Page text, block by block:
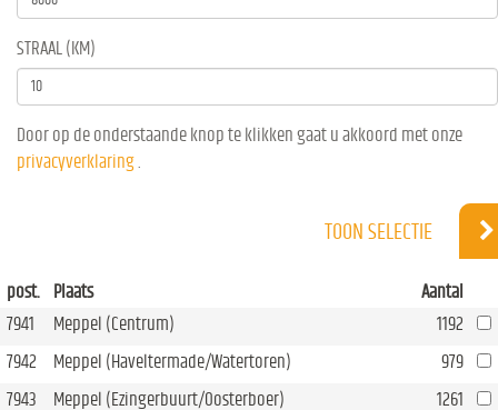
STRAAL (KM)
Door op de onderstaande knop te klikken gaat u akkoord met onze
privacyverklaring
TOON SELECTIE
post. Plaats
Aantal
7941
Meppel (Centrum)
1192
7942
Meppel (Haveltermade/Watertoren)
979
7943
Meppel (Ezingerbuurt/Oosterboer)
1261